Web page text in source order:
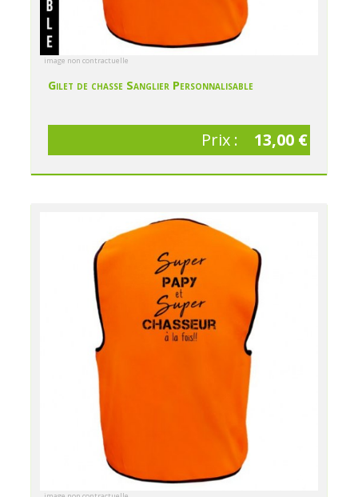
image non contractuelle
Gilet de chasse Sanglier Personnalisable
Prix : 13,00 €